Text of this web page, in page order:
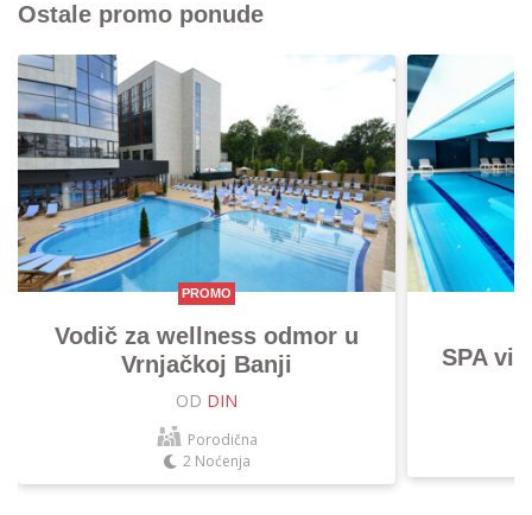
Ostale promo ponude
PROMO
Vodič za wellness odmor u
Vrnjačkoj Banji
OD DIN
Porodična
2 Noćenja
SPA